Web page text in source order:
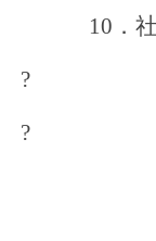
10 ．
?
?